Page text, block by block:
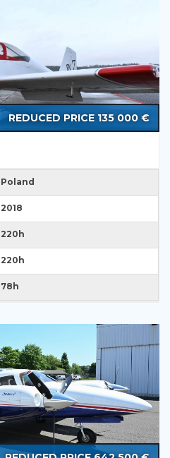
REDUCED PRICE 135 000 €
Poland
2018
220h
220h
78h